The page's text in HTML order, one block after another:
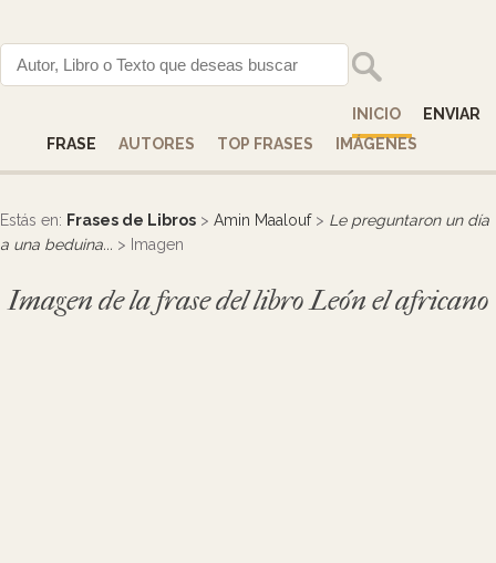
INICIO
ENVIAR
FRASE
AUTORES TOP FRASES IMÁGENES
Estás en: Frases de Libros > Amin Maalouf> Le preguntaron un día
a una beduina... > Imagen
Imagen de la frase del libro León el africano